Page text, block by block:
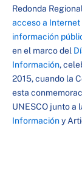
Redonda
acceso a Internet
información
en el marco del
Información,
2015, cuando la
esta
UNESCO junto a
Informacióny